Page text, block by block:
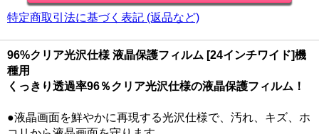
特定商取引法に基づく表記 (返品など)
96%クリア光沢仕様 液晶保護フィルム [24インチワイド]機
種用
くっきり透過率96％クリア光沢仕様の液晶保護フィルム！
●液晶画面を鮮やかに再現する光沢仕様で、汚れ、キズ、ホ